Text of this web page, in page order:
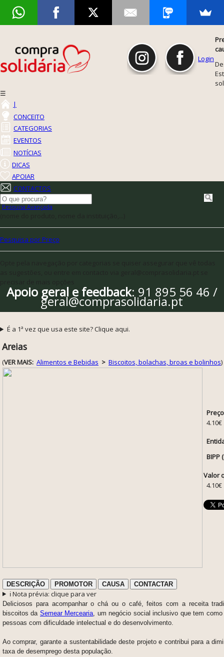
Login
☰
|
CONCEITO
CATEGORIAS
EVENTOS
NOTÍCIAS
DICAS
APOIAR
CONTACTOS
Pesquisa Avançada
Pesquisa por Preço
Apoio geral e feedback: 91 895 56 46 /
geral@comprasolidaria.pt
É a 1ª vez que usa este site? Clique aqui.
Areias
(VER MAIS: Alimentos e Bebidas > Biscoitos, bolachas, broas e bolinhos)
4.10€
BIPP
Valor
4.10€
DESCRIÇÃO PROMOTOR CAUSA CONTACTAR
ℹ️ Nota prévia: clique para ver
Deliciosos para acompanhar o chá ou o café, feitos com a receita
biscoitos da Semear Mercearia , um negócio social inclusivo que tem
pessoas com dificuldade intelectual e do desenvolvimento.
Ao comprar, garante a sustentabilidade deste projeto e contribui para a
taxa de desemprego desta população.